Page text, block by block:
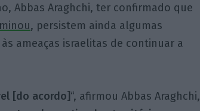
Abbas Araghchi, ter confirmado que
, persistem ainda algumas
ameaças israelitas de continuar a
[do acordo]“, afirmou Abbas Araghchi,